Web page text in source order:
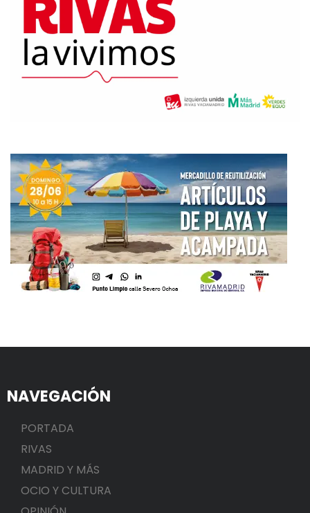
NAVEGACIÓN
PORTADA
RIVAS
MADRID Y MÁS
OCIO Y CULTURA